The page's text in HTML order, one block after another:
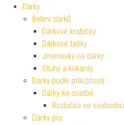
Dárky
Balení dárků
Dárkové krabičky
Dárkové tašky
Jmenovky na dárky
Stuhy a kokardy
Dárky podle příležitosti
Dárky ke svatbě
Rozlučka se svobodou
Dárky pro